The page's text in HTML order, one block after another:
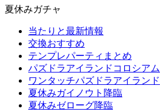
夏休みガチャ
当たりと最新情報
交換おすすめ
テンプレパーティまとめ
パズドラアイランドコロシアム
ワンタッチパズドラアイランド
夏休みガイノウト降臨
夏休みゼローグ降臨